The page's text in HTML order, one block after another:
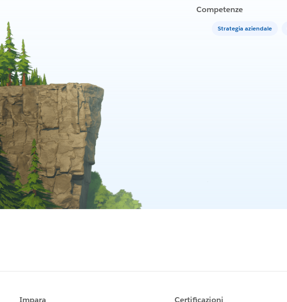
Competenze
Strategia aziendale